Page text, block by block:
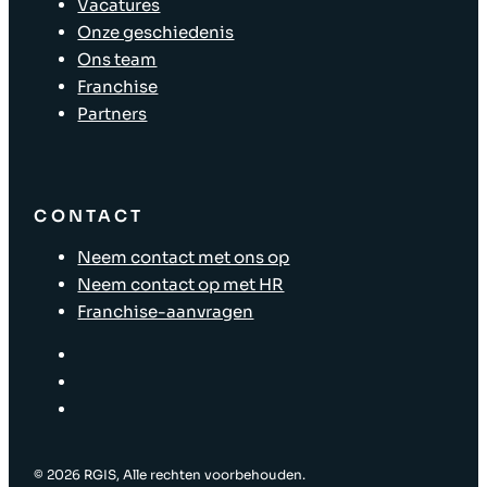
Vacatures
Onze geschiedenis
Ons team
Franchise
Partners
CONTACT
Neem contact met ons op
Neem contact op met HR
Franchise-aanvragen
© ‎2026 RGIS, Alle rechten voorbehouden.